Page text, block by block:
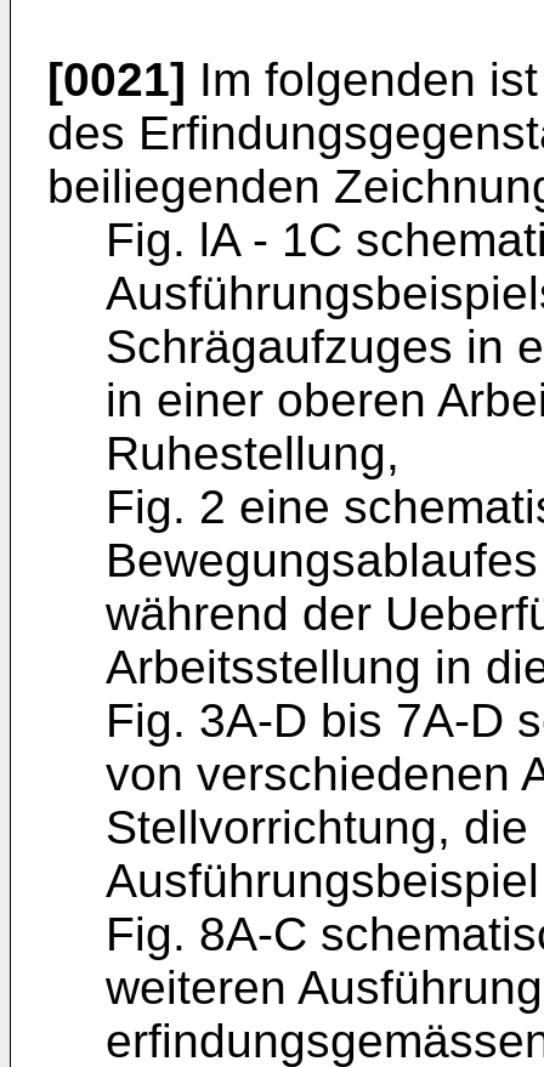
[0021] Im folgenden
des
beiliegenden
Fig. lA - 1C
Schrägaufzuges in
in einer oberen
Ruhestellung,
Fig. 2 eine
während der
Arbeitsstellung in
Fig. 3A-D bis 7A-D
von verschiedenen
Stellvorrichtung,
Fig. 8A-C
weiteren